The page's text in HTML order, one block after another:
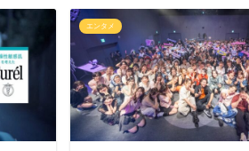
エンタメ